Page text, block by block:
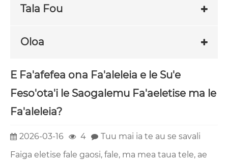
Tala Fou
Oloa
E Fa'afefea ona Fa'aleleia e le Su'e
Feso'ota'i le Saogalemu Fa'aeletise ma le
Fa'aleleia?
2026-03-16 4
Tuu mai ia te au se savali
Faiga eletise fale gaosi, fale, ma mea taua tele, ae